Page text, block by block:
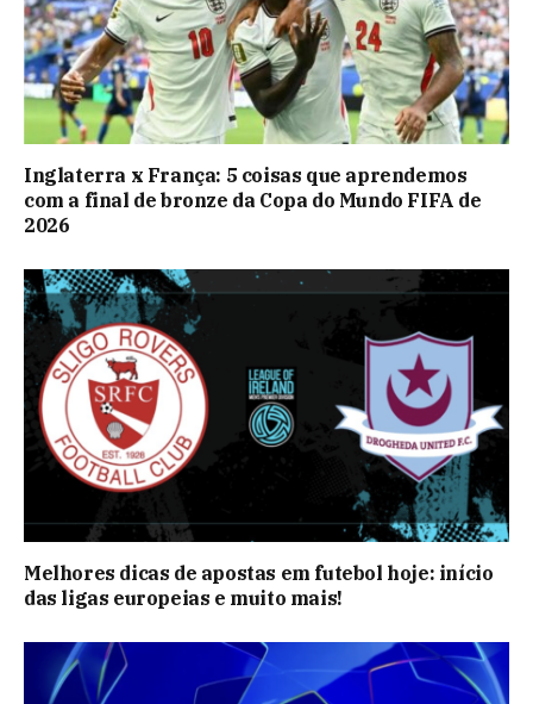
Inglaterra x França: 5 coisas que aprendemos
com a final de bronze da Copa do Mundo FIFA de
2026
Melhores dicas de apostas em futebol hoje: início
das ligas europeias e muito mais!